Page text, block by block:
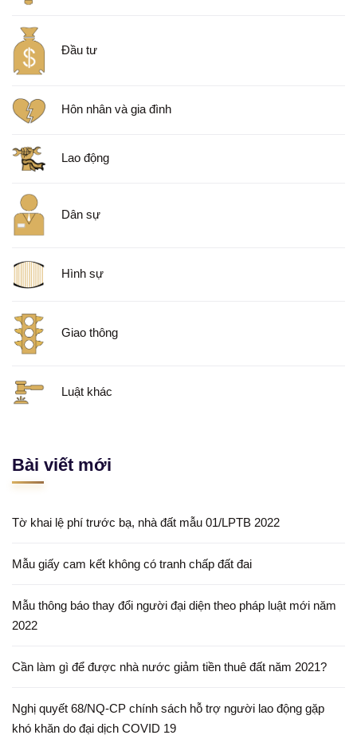
Đầu tư
Hôn nhân và gia đình
Lao động
Dân sự
Hình sự
Giao thông
Luật khác
Bài viết mới
Tờ khai lệ phí trước bạ, nhà đất mẫu 01/LPTB 2022
Mẫu giấy cam kết không có tranh chấp đất đai
Mẫu thông báo thay đổi người đại diện theo pháp luật mới năm
2022
Cần làm gì để được nhà nước giảm tiền thuê đất năm 2021?
Nghị quyết 68/NQ-CP chính sách hỗ trợ người lao động gặp
khó khăn do đại dịch COVID 19